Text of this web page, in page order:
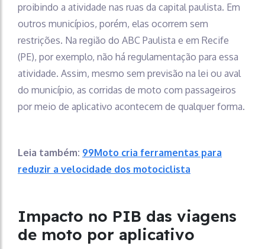
proibindo a atividade nas ruas da capital paulista. Em
outros municípios, porém, elas ocorrem sem
restrições. Na região do ABC Paulista e em Recife
(PE), por exemplo, não há regulamentação para essa
atividade. Assim, mesmo sem previsão na lei ou aval
do município, as corridas de moto com passageiros
por meio de aplicativo acontecem de qualquer forma.
Leia também: 99Moto cria ferramentas para
reduzir a velocidade dos motociclista
Impacto no PIB das viagens
de moto por aplicativo